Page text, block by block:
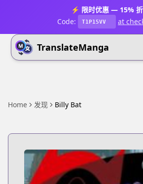
⚡ 限时优惠 — 15%
Code:
T1P15VV at
TranslateManga
Home 发现 Billy Bat